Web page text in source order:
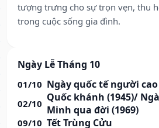
tượng trưng cho sự trọn vẹn, thu
trong cuộc sống gia đình.
Ngày Lễ Tháng 10
01/10 Ngày quốc tế người
02/10 Quốc khánh (1945)/
Minh qua đời (1969)
09/10 Tết Trùng Cửu